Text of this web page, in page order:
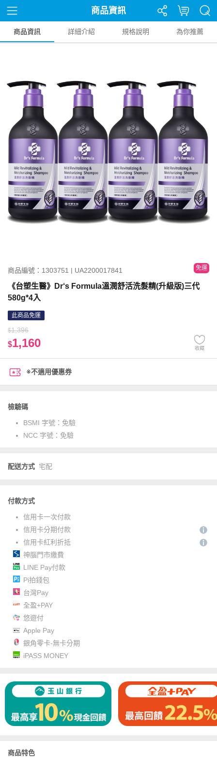
商品資訊
商品資訊 詳細介紹 規格說明 為你推薦
商品編號：1303751 | UA2200017841 免運
《台塑生醫》Dr‘s Formula溫潤舒活洗髮精(升級版)三代
580g*4入
此商品免運
$1,396
$1,160 收藏
※不適用優惠券
檢驗碼
BSMI 字號： 免驗
NCC 字號： 免驗
配送方式 宅配
付款方式
信用卡一次付款
信用卡分期付款
信用卡紅利折抵
神腦門市繳費
LINE Pay付款
Pi拍錢包
台灣Pay
全盈+PAY
悠遊付
Apple Pay
銀角零卡-無卡分期
iPASS MONEY
商品特色